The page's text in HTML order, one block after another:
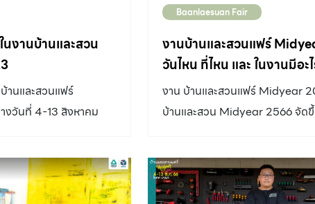
งานบ้านและสวน
านและสวนแฟร์
วันที่ 4-13 สิงหาคม
Baanlaesuan Fair
งานบ้านและสวนแฟร์
วันไหน ที่ไหน และ ในงานมีอะ
งาน บ้านและสวนแฟร์ Midyear
บ้านและสวน Midyear 2566 จัด